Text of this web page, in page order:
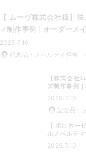
【 ムーヴ株式会社様】
ィ制作事例｜オーダーメ
2025.7.10
記念品・ノベルティ担当
【株式会社
ズ制作事例
グッズに最適
2025.7.10
記念品・
【 ボロネー
ルノベルテ
別なノベルテ
2025.7.10